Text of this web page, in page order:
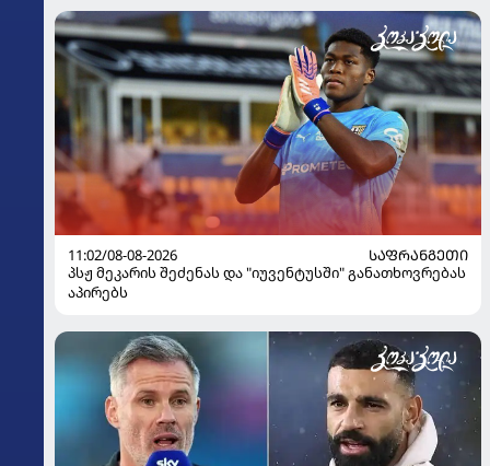
11:02/08-08-2026
ᲡᲐᲤᲠᲐᲜᲒᲔᲗᲘ
პსჟ მეკარის შეძენას და "იუვენტუსში" განათხოვრებას
აპირებს